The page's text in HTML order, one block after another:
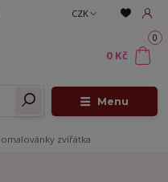
Menu
CZK
0
0 Kč
omalovánky zvířátka